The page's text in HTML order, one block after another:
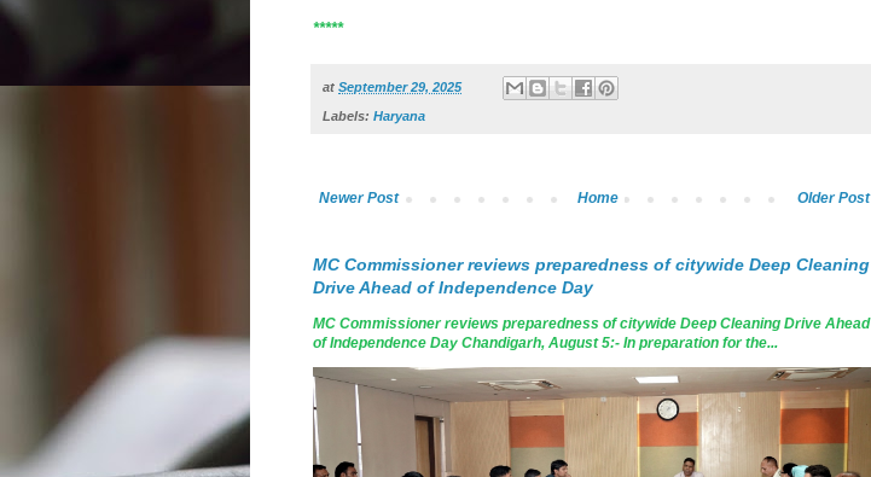
*****
at September 29, 2025
Labels: Haryana
Newer Post Older Post
Home
MC Commissioner reviews preparedness of citywide Deep Cleaning
Drive Ahead of Independence Day
MC Commissioner reviews preparedness of citywide Deep Cleaning Drive Ahead
of Independence Day Chandigarh, August 5:- In preparation for the...